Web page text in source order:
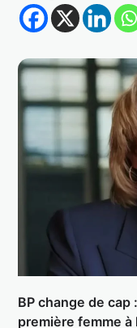
BP change de cap
première femme à